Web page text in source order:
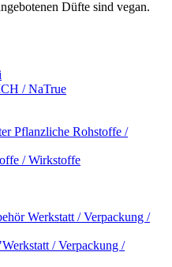
Düfte sind vegan.
/ NaTrue
Pflanzliche Rohstoffe /
/ Wirkstoffe
Werkstatt / Verpackung /
/ Verpackung /